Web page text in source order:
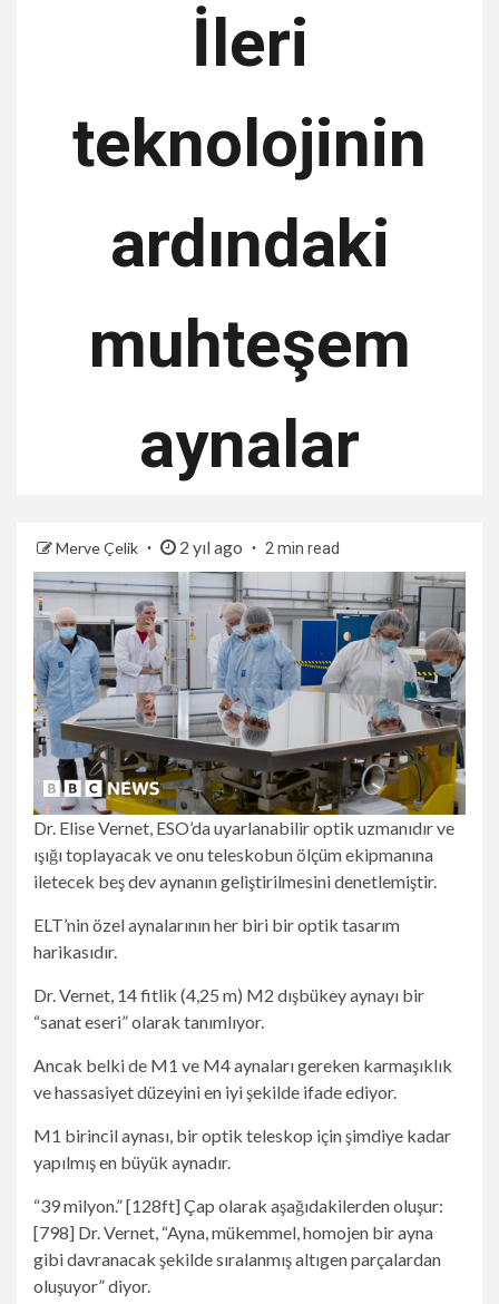
İleri
teknolojinin
ardındaki
muhteşem
aynalar
Merve Çelik 2 yıl ago 2 min read
Dr. Elise Vernet, ESO’da uyarlanabilir optik uzmanıdır ve
ışığı toplayacak ve onu teleskobun ölçüm ekipmanına
iletecek beş dev aynanın geliştirilmesini denetlemiştir.
ELT’nin özel aynalarının her biri bir optik tasarım
harikasıdır.
Dr. Vernet, 14 fitlik (4,25 m) M2 dışbükey aynayı bir
“sanat eseri” olarak tanımlıyor.
Ancak belki de M1 ve M4 aynaları gereken karmaşıklık
ve hassasiyet düzeyini en iyi şekilde ifade ediyor.
M1 birincil aynası, bir optik teleskop için şimdiye kadar
yapılmış en büyük aynadır.
“39 milyon.” [128ft] Çap olarak aşağıdakilerden oluşur:
[798] Dr. Vernet, “Ayna, mükemmel, homojen bir ayna
gibi davranacak şekilde sıralanmış altıgen parçalardan
oluşuyor” diyor.